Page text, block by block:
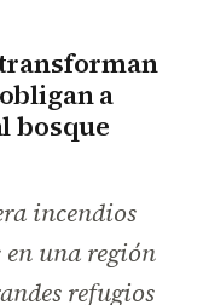
a
bosque
incendios
en una región
refugios